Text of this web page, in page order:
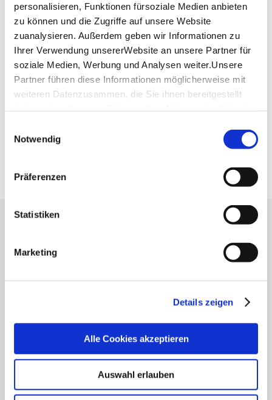
personalisieren, Funktionen fürsoziale Medien anbieten
zu können und die Zugriffe auf unsere Website
zuanalysieren. Außerdem geben wir Informationen zu
Ihrer Verwendung unsererWebsite an unsere Partner für
soziale Medien, Werbung und Analysen weiter.Unsere
Partner führen diese Informationen möglicherweise mit
weiteren Datenzusammen, die Sie ihnen bereitgestellt
Impressum
Notwendig
Präferenzen
Statistiken
Marketing
Details zeigen
Alle Cookies akzeptieren
Auswahl erlauben
Aussichtspunkt Grafenberg
73614 Schorndorf
Planen Sie Ihre Anreise
Verkehrs- und Tarifverbund Stuttgart GmbH
Fahrplanauskunft des VVS
Mit unserem Newsletter bleiben Sie zu Events,
Stuttgart und Region immer up-to-date.
Abonnieren
Über uns